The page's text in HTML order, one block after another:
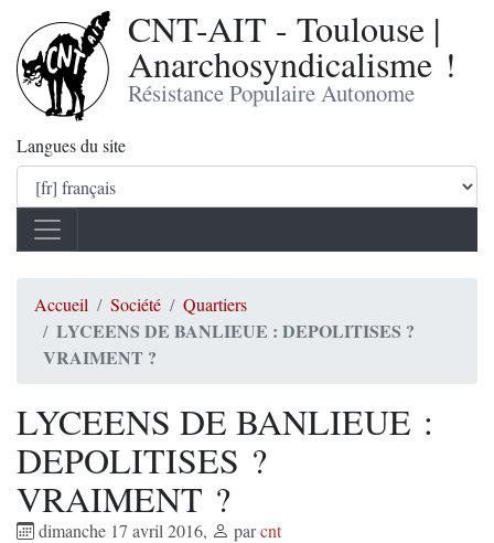
CNT-AIT - Toulouse |
Anarchosyndicalisme !
Résistance Populaire Autonome
Langues du site
Accueil Société Quartiers
LYCEENS DE BANLIEUE : DEPOLITISES ?
VRAIMENT ?
LYCEENS DE BANLIEUE :
DEPOLITISES ?
VRAIMENT ?
dimanche 17 avril 2016, parcnt